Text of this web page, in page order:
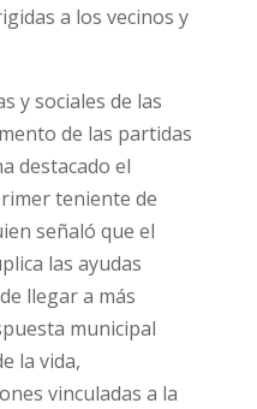
a los vecinos y
y sociales de las
de las partidas
destacado el
teniente de
señaló que el
las ayudas
llegar a más
municipal
la vida,
vinculadas a la